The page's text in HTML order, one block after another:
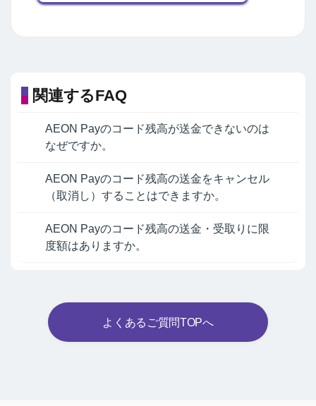
関連するFAQ
AEON Payのコード残高が送金できないのは
なぜですか。
AEON Payのコード残高の送金をキャンセル
（取消し）することはできますか。
AEON Payのコード残高の送金・受取りに限
度額はありますか。
よくあるご質問TOPへ